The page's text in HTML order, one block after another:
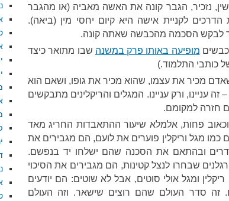
נזכיר, הגבר קונה את האשה מאביה (או מהגבר
לקניית אישה היא קיום יחסי מין (ביאה).
לבקש הסכמה מהכבשה שאתה קונה.
כבשים מופיעה באותו פרק במשנה שבו מתואר כיצד
כותבי התלמוד.)
מכיר את עצמו, שהוא מכיר את גופו, ושאם הוא
עניינו, ורק עניינו. המגלים והריקלינים מתבקשים
חזרה למקומם.
פחות, אלמלא שיעור ההתאבדות החריג מאד
כמו מגל וריקלין פוערים את לועם, הם מגבירים את
ובהתאם את הסכנה שהם ישלחו יד בנפשם.
שבחרו לנצל קטינות, הם מגבירים את הסיכוי
ומגל אולי סוטים, אבל לא שוטים: הם יודעים
זה סדר העולם שהם רוצים שישאר. וזה העולם